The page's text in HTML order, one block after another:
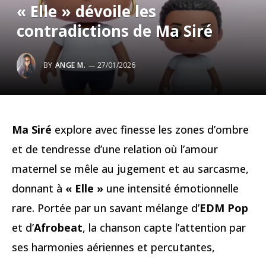
« Elle » dévoile les
contradictions de Ma Siré
BY ANGE M. 27/01/2026
Ma Siré explore avec finesse les zones d’ombre
et de tendresse d’une relation où l’amour
maternel se mêle au jugement et au sarcasme,
donnant à « Elle » une intensité émotionnelle
rare. Portée par un savant mélange d’EDM Pop
et d’Afrobeat, la chanson capte l’attention par
ses harmonies aériennes et percutantes,